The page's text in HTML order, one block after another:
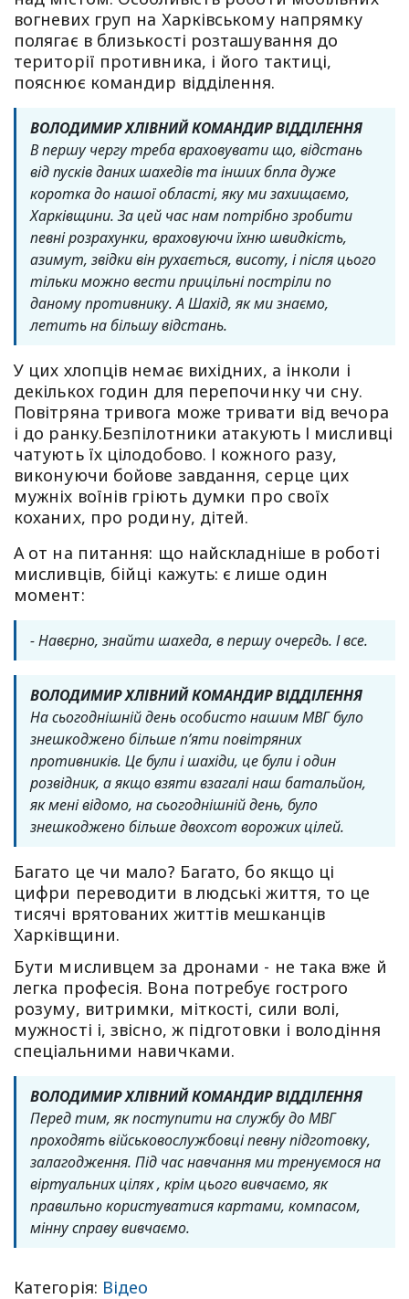
вогневих груп на Харківському напрямку
полягає в близькості розташування до
території противника, і його тактиці,
пояснює командир відділення.
ВОЛОДИМИР ХЛІВНИЙ КОМАНДИР ВІДДІЛЕННЯ
В першу чергу треба враховувати що, відстань
від пусків даних шахедів та інших бпла дуже
коротка до нашої області, яку ми захищаємо,
Харківщини. За цей час нам потрібно зробити
певні розрахунки, враховуючи їхню швидкість,
азимут, звідки він рухається, висоту, і після цього
тільки можно вести прицільні постріли по
даному противнику. А Шахід, як ми знаємо,
летить на більшу відстань.
У цих хлопців немає вихідних, а інколи і
декількох годин для перепочинку чи сну.
Повітряна тривога може тривати від вечора
і до ранку.Безпілотники атакують І мисливці
чатують їх цілодобово. І кожного разу,
виконуючи бойове завдання, серце цих
мужніх воїнів гріють думки про своїх
коханих, про родину, дітей.
А от на питання: що найскладніше в роботі
мисливців, бійці кажуть: є лише один
момент:
- Навєрно, знайти шахеда, в першу очерєдь. І все.
ВОЛОДИМИР ХЛІВНИЙ КОМАНДИР ВІДДІЛЕННЯ
На сьогоднішній день особисто нашим МВГ було
знешкоджено більше пʼяти повітряних
противників. Це були і шахіди, це були і один
розвідник, а якщо взяти взагалі наш батальйон,
як мені відомо, на сьогоднішній день, було
знешкоджено більше двохсот ворожих цілей.
Багато це чи мало? Багато, бо якщо ці
цифри переводити в людські життя, то це
тисячі врятованих життів мешканців
Харківщини.
Бути мисливцем за дронами - не така вже й
легка професія. Вона потребує гострого
розуму, витримки, міткості, сили волі,
мужності і, звісно, ж підготовки і володіння
спеціальними навичками.
ВОЛОДИМИР ХЛІВНИЙ КОМАНДИР ВІДДІЛЕННЯ
Перед тим, як поступити на службу до МВГ
проходять військовослужбовці певну підготовку,
залагодження. Під час навчання ми тренуємося на
віртуальних цілях , крім цього вивчаємо, як
правильно користуватися картами, компасом,
мінну справу вивчаємо.
Категорія: Відео